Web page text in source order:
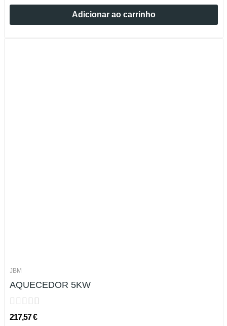
Adicionar ao carrinho
JBM
AQUECEDOR 5KW
217,57 €